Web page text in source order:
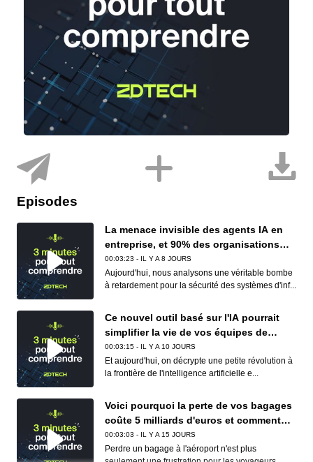
Episodes
La menace invisible des agents IA en
entreprise, et 90% des organisations
sont concernées
00:03:23 - IL Y A 8 JOURS
Aujourd'hui, nous analysons une véritable bombe
à retardement pour la sécurité des systèmes d'inf...
Ce nouvel outil basé sur l'IA pourrait
simplifier la vie de vos équipes de
conformité (et de vos développeurs)
00:03:15 - IL Y A 10 JOURS
Et aujourd'hui, on décrypte une petite révolution à
la frontière de l'intelligence artificielle e...
Voici pourquoi la perte de vos bagages
coûte 5 milliards d'euros et comment
Apple et Google réduisent déjà ce
cauchemar logistique
00:03:03 - IL Y A 15 JOURS
Perdre un bagage à l'aéroport n'est plus